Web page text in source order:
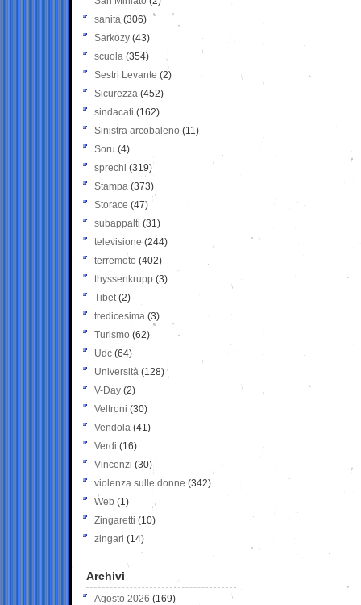
sanità (306)
Sarkozy (43)
scuola (354)
Sestri Levante (2)
Sicurezza (452)
sindacati (162)
Sinistra arcobaleno (11)
Soru (4)
sprechi (319)
Stampa (373)
Storace (47)
subappalti (31)
televisione(244)
terremoto (402)
thyssenkrupp (3)
Tibet(2)
tredicesima (3)
Turismo (62)
Udc (64)
Università (128)
V-Day (2)
Veltroni (30)
Vendola (41)
Verdi (16)
Vincenzi (30)
violenza sulle donne (342)
Web (1)
Zingaretti (10)
zingari (14)
Archivi
Agosto 2026 (169)